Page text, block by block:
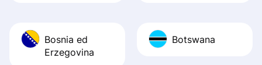
Bosnia ed
Erzegovina
Botswana